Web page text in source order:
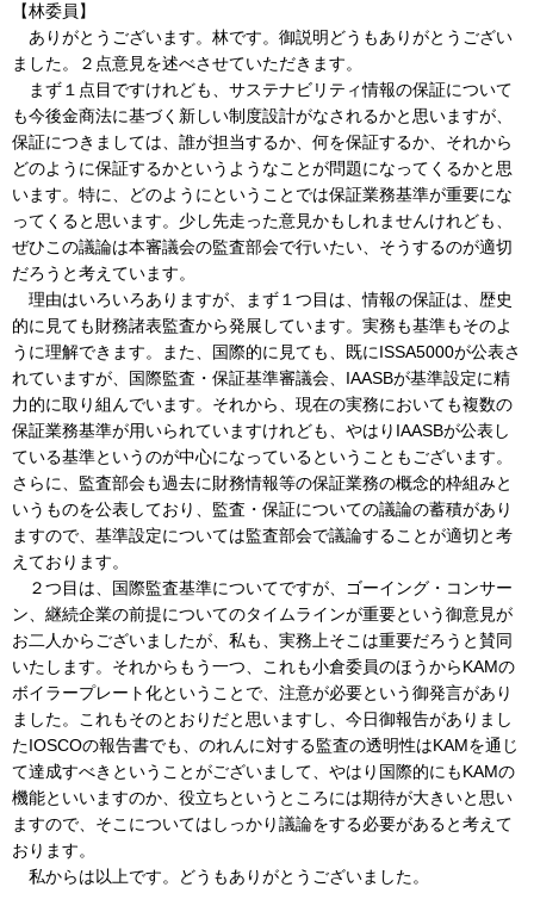
【林委員】
ありがとうございます。林です。御説明どうもありがとうござい
ました。２点意見を述べさせていただきます。
まず１点目ですけれども、サステナビリティ情報の保証について
も今後金商法に基づく新しい制度設計がなされるかと思いますが、
保証につきましては、誰が担当するか、何を保証するか、それから
どのように保証するかというようなことが問題になってくるかと思
います。特に、どのようにということでは保証業務基準が重要にな
ってくると思います。少し先走った意見かもしれませんけれども、
ぜひこの議論は本審議会の監査部会で行いたい、そうするのが適切
だろうと考えています。
理由はいろいろありますが、まず１つ目は、情報の保証は、歴史
的に見ても財務諸表監査から発展しています。実務も基準もそのよ
うに理解できます。また、国際的に見ても、既にISSA5000が公表さ
れていますが、国際監査・保証基準審議会、IAASBが基準設定に精
力的に取り組んでいます。それから、現在の実務においても複数の
保証業務基準が用いられていますけれども、やはりIAASBが公表し
ている基準というのが中心になっているということもございます。
さらに、監査部会も過去に財務情報等の保証業務の概念的枠組みと
いうものを公表しており、監査・保証についての議論の蓄積があり
ますので、基準設定については監査部会で議論することが適切と考
えております。
２つ目は、国際監査基準についてですが、ゴーイング・コンサー
ン、継続企業の前提についてのタイムラインが重要という御意見が
お二人からございましたが、私も、実務上そこは重要だろうと賛同
いたします。それからもう一つ、これも小倉委員のほうからKAMの
ボイラープレート化ということで、注意が必要という御発言があり
ました。これもそのとおりだと思いますし、今日御報告がありまし
たIOSCOの報告書でも、のれんに対する監査の透明性はKAMを通じ
て達成すべきということがございまして、やはり国際的にもKAMの
機能といいますのか、役立ちというところには期待が大きいと思い
ますので、そこについてはしっかり議論をする必要があると考えて
おります。
私からは以上です。どうもありがとうございました。